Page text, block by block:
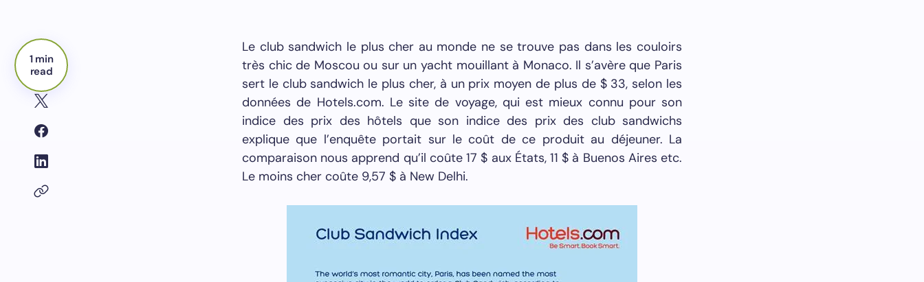
1 min
read
Le club sandwich le plus cher au monde ne se trouve pas dans les couloirs
très chic de Moscou ou sur un yacht mouillant à Monaco. Il s’avère que Paris
sert le club sandwich le plus cher, à un prix moyen de plus de $ 33, selon les
données de Hotels.com. Le site de voyage, qui est mieux connu pour son
indice des prix des hôtels que son indice des prix des club sandwichs
explique que l’enquête portait sur ​​le coût de ce produit au déjeuner. La
comparaison nous apprend qu’il coûte 17 $ aux États, 11 $ à Buenos Aires etc.
Le moins cher coûte 9,57 $ à New Delhi.